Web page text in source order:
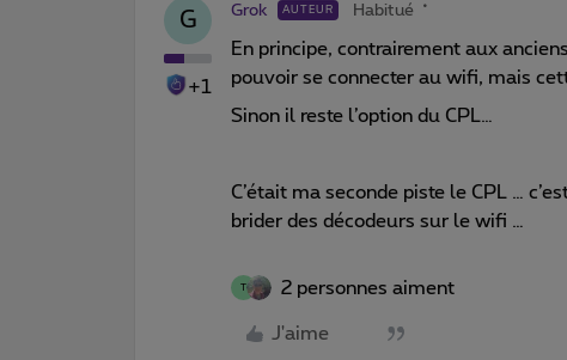
G
+1
Grok AUTEUR Habitué
En principe, contrairement aux
pouvoir se connecter au wifi, mais
Sinon il reste l’option du CPL…
C’était ma seconde piste le CPL …
brider des décodeurs sur le wifi …
T 2 personnes aiment
J'aime